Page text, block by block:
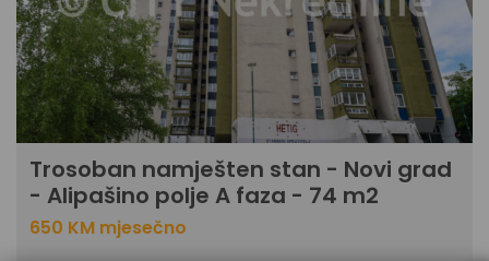
Trosoban namješten stan - Novi grad
- Alipašino polje A faza - 74 m2
650 KM mjesečno